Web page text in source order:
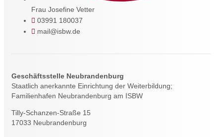
Frau Josefine Vetter
03991 180037
mail@isbw.de
Geschäftsstelle Neubrandenburg
Staatlich anerkannte Einrichtung der Weiterbildung;
Familienhafen Neubrandenburg am ISBW
Tilly-Schanzen-Straße 15
17033 Neubrandenburg